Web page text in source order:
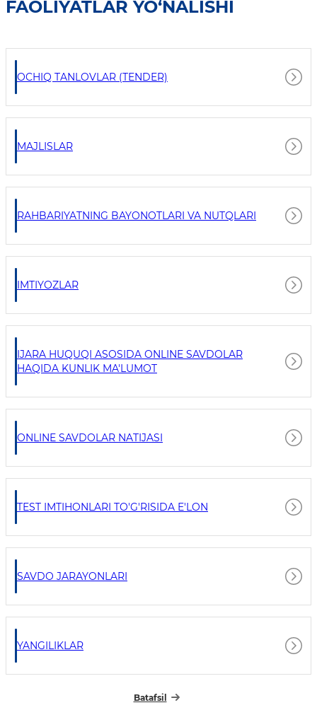
FAOLIYATLAR YO‘NALISHI
OCHIQ TANLOVLAR (TENDER)
MAJLISLAR
RAHBARIYATNING BAYONOTLARI VA NUTQLARI
IMTIYOZLAR
IJARA HUQUQI ASOSIDA ONLINE SAVDOLAR
HAQIDA KUNLIK MA'LUMOT
ONLINE SAVDOLAR NATIJASI
TEST IMTIHONLARI TO'G'RISIDA E'LON
SAVDO JARAYONLARI
YANGILIKLAR
Batafsil